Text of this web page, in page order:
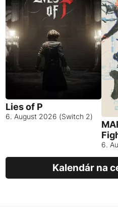
Lies of P
6. August 2026 (Switch 2)
6.
Kalendár na